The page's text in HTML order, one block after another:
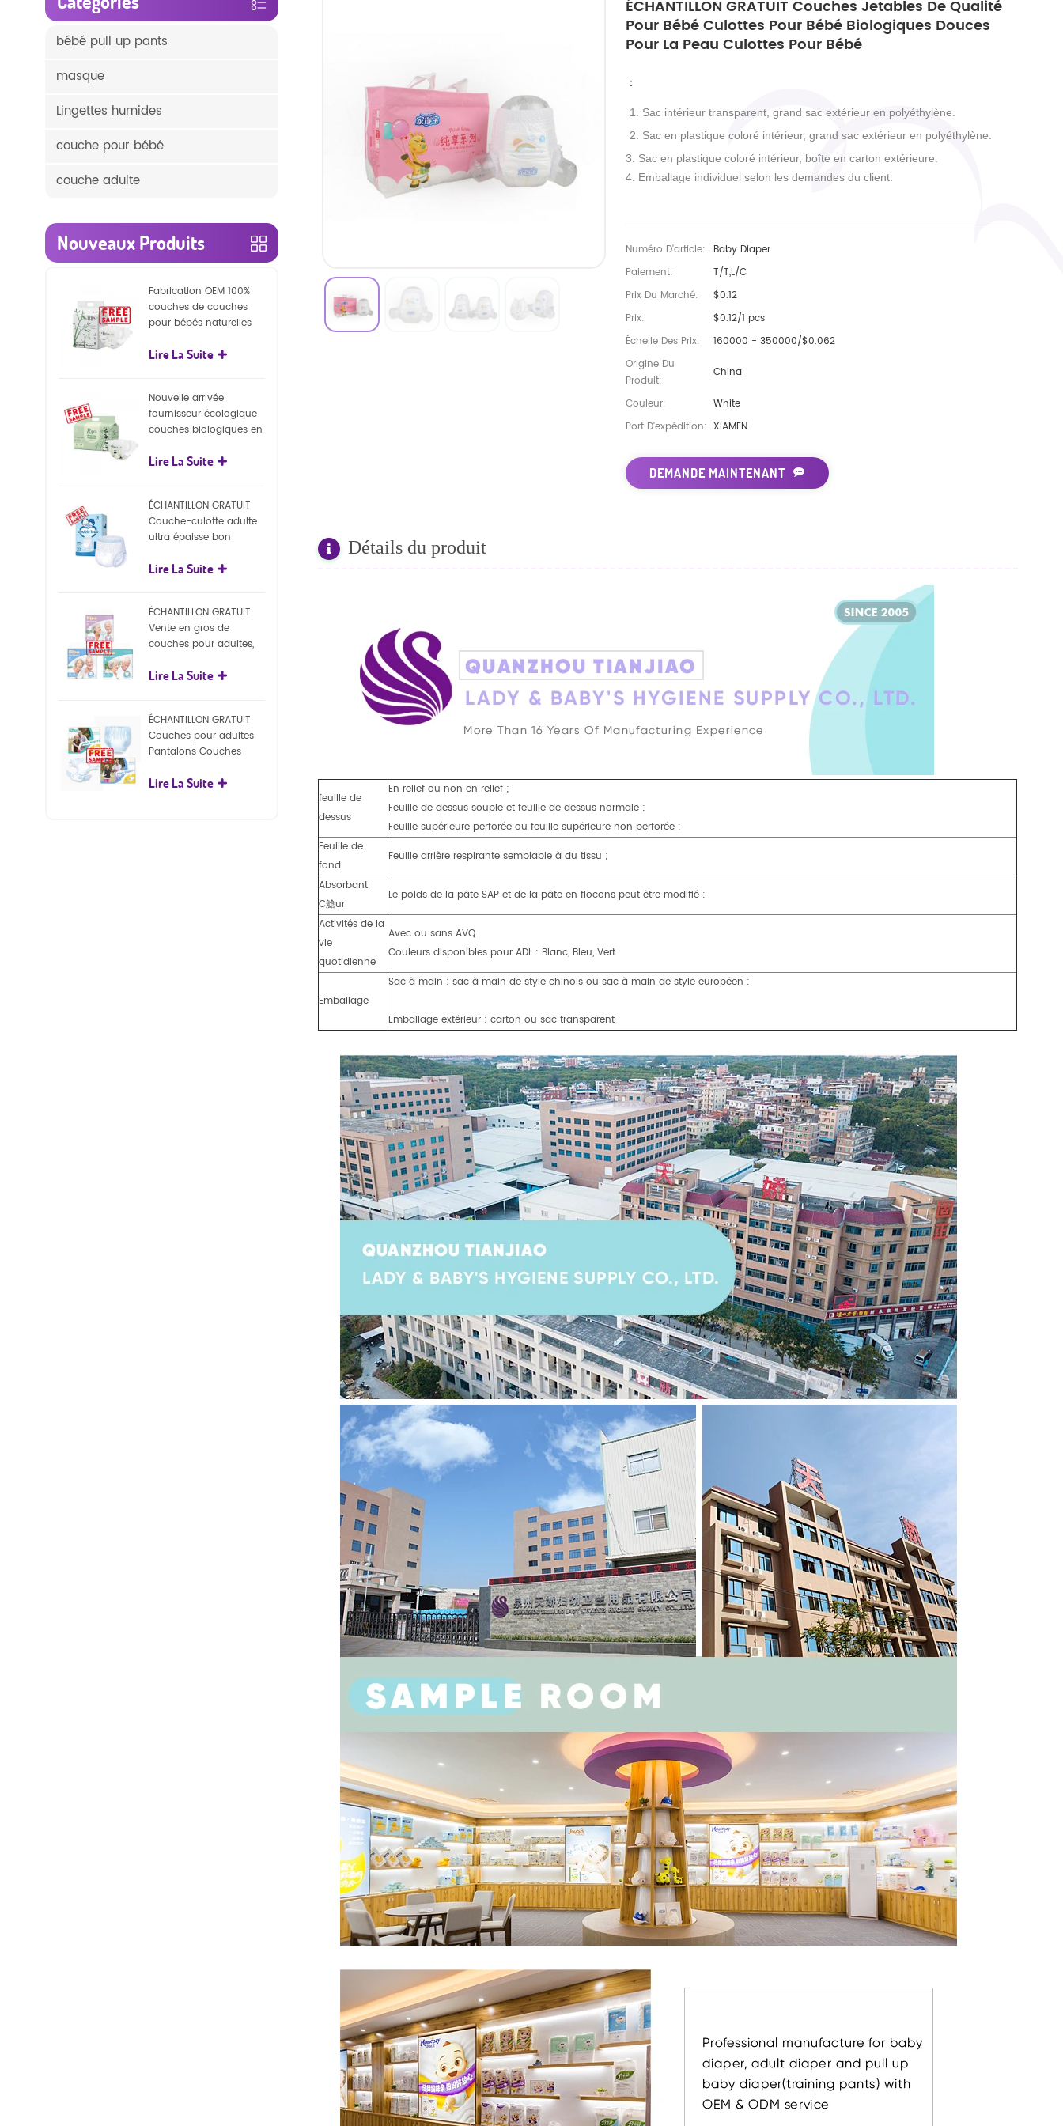
ÉCHANTILLON GRATUIT Couches Jetables De Qualité
Pour Bébé Culottes Pour Bébé Biologiques Douces
Pour La Peau Culottes Pour Bébé
：
1. Sac intérieur transparent, grand sac extérieur en polyéthylène.
2. Sac en plastique coloré intérieur, grand sac extérieur en polyéthylène.
3. Sac en plastique coloré intérieur, boîte en carton extérieure.
4. Emballage individuel selon les demandes du client.
Numéro D'article:
Baby Diaper
Paiement:
T/T,L/C
Prix Du Marché:
$0.12
Prix:
$0.12/1 pcs
Échelle Des Prix:
160000 - 350000/$0.062
Origine Du
Produit:
China
Couleur:
White
Port D'expédition: XIAMEN
DEMANDE MAINTENANT
Détails du produit
feuille de
dessus
En relief ou non en relief ;
Feuille de dessus souple et feuille de dessus normale ;
Feuille supérieure perforée ou feuille supérieure non perforée ;
Feuille de
fond
Feuille arrière respirante semblable à du tissu ;
Absorbant
C艙ur
Le poids de la pâte SAP et de la pâte en flocons peut être modifié ;
Activités de la
vie
quotidienne
Avec ou sans AVQ
Couleurs disponibles pour ADL : Blanc, Bleu, Vert
Emballage
Sac à main : sac à main de style chinois ou sac à main de style européen ;
Emballage extérieur : carton ou sac transparent
bébé pull up pants
masque
Lingettes humides
couche pour bébé
couche adulte
Nouveaux Produits
Fabrication OEM 100%
couches de couches
pour bébés naturelles
écologiques
Lire La Suite
Nouvelle arrivée
fournisseur écologique
couches biologiques en
biodégradables pour
Lire La Suite
ÉCHANTILLON GRATUIT
Couche-culotte adulte
ultra épaisse bon
jetable pour adulte
Lire La Suite
ÉCHANTILLON GRATUIT
Vente en gros de
couches pour adultes,
adultes
Lire La Suite
ÉCHANTILLON GRATUIT
Couches pour adultes
Pantalons Couches
pour adultes
Lire La Suite